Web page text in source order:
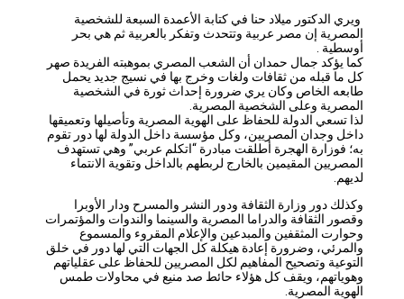
ويري الدكتور ميلاد حنا في كتابة الأعمدة السبعة للشخصية
المصرية إن مصر عربية وتتحدث وتفكر بالعربية ثم هي بحر
أوسطية .
كما يؤكد جمال حمدان أن الشعب المصري بموهبته الفريدة صهر
كل ما قبله من ثقافات ولغات وخرج بها في نسيج جديد يحمل
طابعه الخاص وكان يري ضرورة إحداث ثورة في الشخصية
المصرية وعلى الشخصية المصرية.
لذا تسعي الدولة للحفاظ على الهوية المصرية وتأصيلها وتعميقها
داخل وجدان المصريين، وكل مؤسسة داخل الدولة لها دور تقوم
به؛ فوزارة الهجرة أطلقت مبادرة “اتكلم عربي” وهي تستهدف
المصريين المقيمين بالخارج لربطهم بالداخل وتقوية الانتماء
وكذلك دور وزارة الثقافة ودور النشر والمسرح ودار الأوبرا
وقصور الثقافة والدراما المصرية والسينما والندوات والمؤتمرات
وحوارت المثقفين والمبدعين والإعلام المقروء والمسموع
والمرئي، وضرورة إعادة هيكلة كل الجهات التي لها دور في خلق
التوعية وتصحيح المفاهيم لكل المصريين للحفاظ على عقلياتهم
وهوياتهم، ويقف كل هؤلاء حائط صد منيع في محاولات طمس
الهوية المصرية.